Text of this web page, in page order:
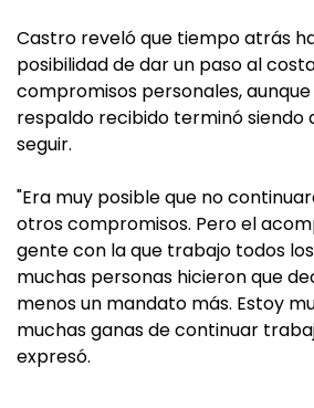
Castro reveló que tiempo atrás
posibilidad de dar un paso al
compromisos personales,
respaldo recibido terminó
seguir.
"Era muy posible que no
otros compromisos. Pero el
gente con la que trabajo todos
muchas personas hicieron que
menos un mandato más. Estoy
muchas ganas de continuar
expresó.